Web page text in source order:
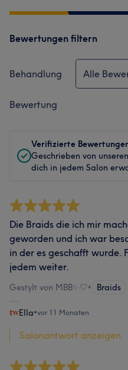
Bewertungen filtern
Behandlung Alle
Bewertung
Verifizierte
Geschrieben von
dich in jedem Salon
Die Braids die ich mir
geworden und ich war
in der es geschafft wurde.
jedem weiter.
Gestylt von MBB✨🤍• Braids
Ella•vor 11 Monaten
Salonantwort anzeigen